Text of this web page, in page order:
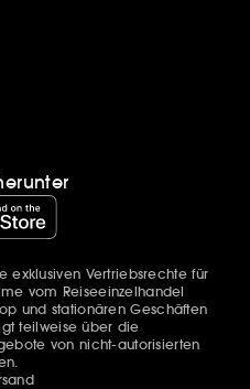
exklusiven Vertriebsrechte für
vom Reiseeinzelhandel
und stationären Geschäften
teilweise über die
von nicht-autorisierten